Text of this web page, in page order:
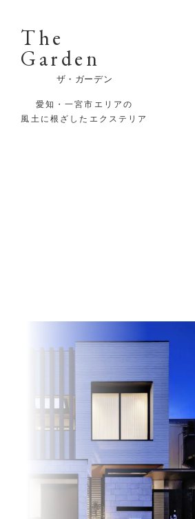
The
Garden
ザ・ガーデン
愛知・一宮市エリアの
風土に根ざしたエクステリア